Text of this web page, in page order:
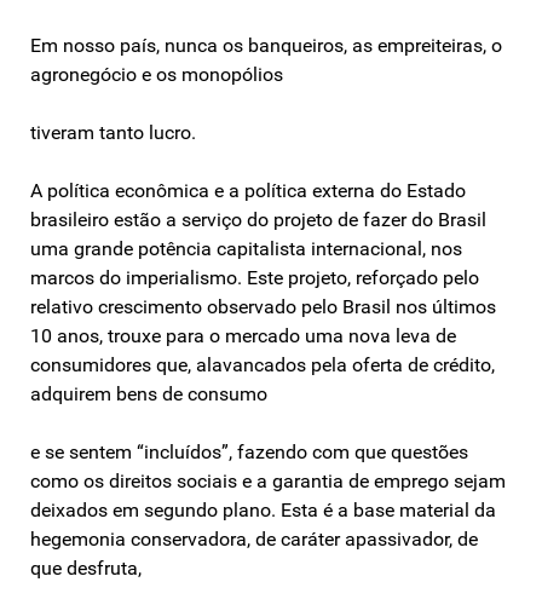
Em nosso país, nunca os banqueiros, as empreiteiras, o
agronegócio e os monopólios
tiveram tanto lucro.
A política econômica e a política externa do Estado
brasileiro estão a serviço do projeto de fazer do Brasil
uma grande potência capitalista internacional, nos
marcos do imperialismo. Este projeto, reforçado pelo
relativo crescimento observado pelo Brasil nos últimos
10 anos, trouxe para o mercado uma nova leva de
consumidores que, alavancados pela oferta de crédito,
adquirem bens de consumo
e se sentem “incluídos”, fazendo com que questões
como os direitos sociais e a garantia de emprego sejam
deixados em segundo plano. Esta é a base material da
hegemonia conservadora, de caráter apassivador, de
que desfruta,